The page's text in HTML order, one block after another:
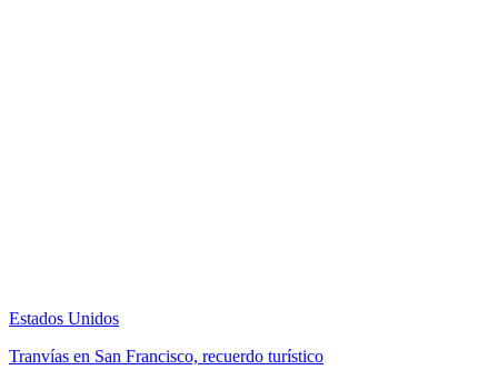
Estados Unidos
Tranvías en San Francisco, recuerdo turístico